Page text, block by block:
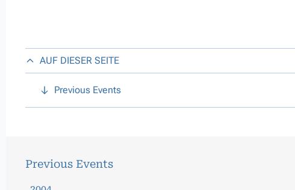
AUF DIESER SEITE
Previous Events
Previous Events